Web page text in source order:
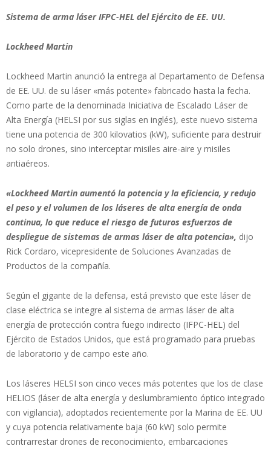
Sistema de arma láser IFPC-HEL del Ejército de EE. UU.
Lockheed Martin
Lockheed Martin anunció la entrega al Departamento de Defensa
de EE. UU. de su láser «más potente» fabricado hasta la fecha.
Como parte de la denominada Iniciativa de Escalado Láser de
Alta Energía (HELSI por sus siglas en inglés), este nuevo sistema
tiene una potencia de 300 kilovatios (kW), suficiente para destruir
no solo drones, sino interceptar misiles aire-aire y misiles
antiaéreos.
«Lockheed Martin aumentó la potencia y la eficiencia, y redujo
el peso y el volumen de los láseres de alta energía de onda
continua, lo que reduce el riesgo de futuros esfuerzos de
despliegue de sistemas de armas láser de alta potencia», dijo
Rick Cordaro, vicepresidente de Soluciones Avanzadas de
Productos de la compañía.
Según el gigante de la defensa, está previsto que este láser de
clase eléctrica se integre al sistema de armas láser de alta
energía de protección contra fuego indirecto (IFPC-HEL) del
Ejército de Estados Unidos, que está programado para pruebas
de laboratorio y de campo este año.
Los láseres HELSI son cinco veces más potentes que los de clase
HELIOS (láser de alta energía y deslumbramiento óptico integrado
con vigilancia), adoptados recientemente por la Marina de EE. UU
y cuya potencia relativamente baja (60 kW) solo permite
contrarrestar drones de reconocimiento, embarcaciones